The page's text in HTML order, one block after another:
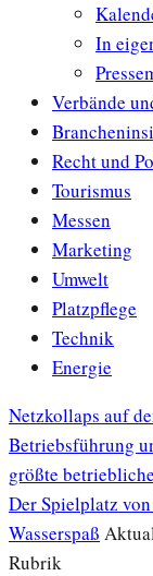
In
Verbände
Recht und
Tourismus
Messen
Marketing
Umwelt
Platzpflege
Technik
Energie
Netzkollaps auf
Betriebsführung
größte
Der Spielplatz
Wasserspaß
Rubrik